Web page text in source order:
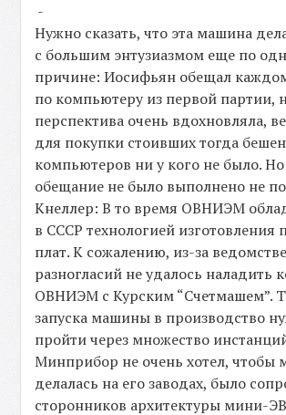
-
Нужно сказать, что эта машина
с большим энтузиазмом еще по
причине: Иосифьян обещал
по компьютеру из первой партии,
перспектива очень вдохновляла,
для покупки стоивших тогда
компьютеров ни у кого не было. Но
обещание не было выполнено не
Кнеллер: В то время ОВНИЭМ
в СССР технологией изготовления
плат. К сожалению, из-за
разногласий не удалось наладить
ОВНИЭМ с Курским “Счетмашем”.
запуска машины в производство
пройти через множество
Минприбор не очень хотел, чтобы
делалась на его заводах, было
сторонников архитектуры мини-